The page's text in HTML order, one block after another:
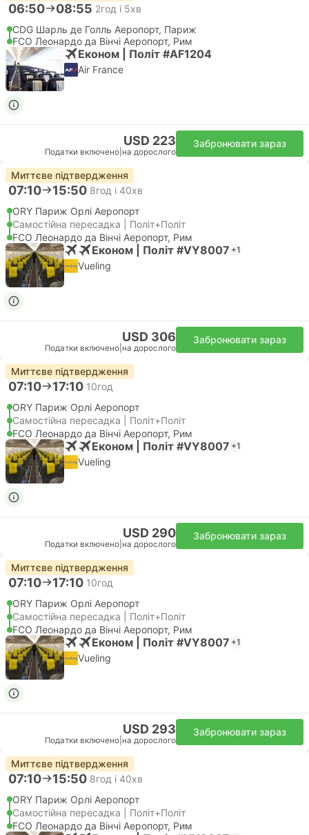
06:50 08:55 2год і 5хв
CDG Шарль де Голль Аеропорт, Париж
FCO Леонардо да Вінчі Аеропорт, Рим
Економ | Політ #AF1204
Air France
USD 223
Податки включено на дорослого
Забронювати зараз
Миттєве підтвердження
07:10 15:50 8год і 40хв
ORY Париж Орлі Аеропорт
Самостійна пересадка | Політ+Політ
FCO Леонардо да Вінчі Аеропорт, Рим
Економ | Політ #VY8007 +1
Vueling
USD 306
Податки включено на дорослого
Забронювати зараз
Миттєве підтвердження
07:10 17:10 10год
ORY Париж Орлі Аеропорт
Самостійна пересадка | Політ+Політ
FCO Леонардо да Вінчі Аеропорт, Рим
Економ | Політ #VY8007 +1
Vueling
USD 290
Податки включено на дорослого
Забронювати зараз
Миттєве підтвердження
07:10 17:10 10год
ORY Париж Орлі Аеропорт
Самостійна пересадка | Політ+Політ
FCO Леонардо да Вінчі Аеропорт, Рим
Економ | Політ #VY8007 +1
Vueling
USD 293
Податки включено на дорослого
Забронювати зараз
Миттєве підтвердження
07:10 15:50 8год і 40хв
ORY Париж Орлі Аеропорт
Самостійна пересадка | Політ+Політ
FCO Леонардо да Вінчі Аеропорт, Рим